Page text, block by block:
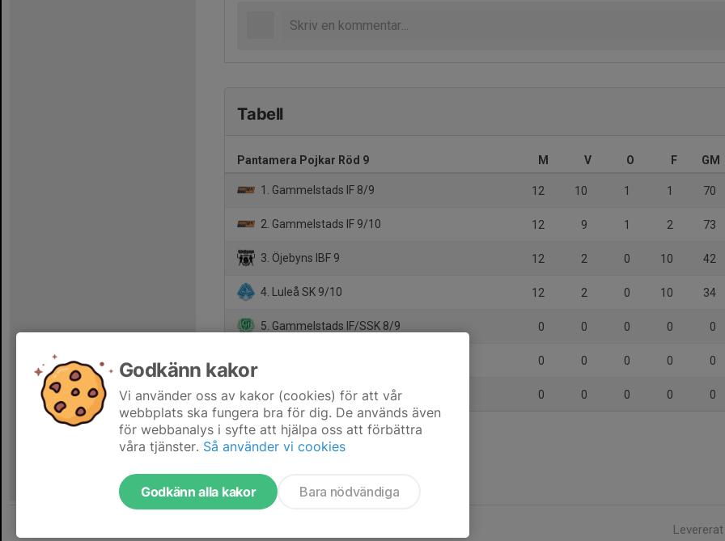
Tabell
Pantamera Pojkar Röd 9 M V O F GM
1. Gammelstads IF 8/9 12 10 1 1 70
2. Gammelstads IF 9/10 12 9 1 2 73
3. Öjebyns IBF 9 12 2 0 10 42
4. Luleå SK 9/10 12 2 0 10 34
5. Gammelstads IF/SSK 8/9 0 0 0 0 0
0 0 0 0 0
7. Tväråselets AIF 9/10 0 0 0 0 0
Godkänn kakor
Vi använder oss av kakor (cookies) för att vår
webbplats ska fungera bra för dig. De används även
för webbanalys i syfte att hjälpa oss att förbättra
våra tjänster. Så använder vi cookies
Godkänn alla kakor Bara nödvändiga